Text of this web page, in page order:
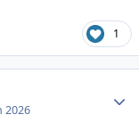
1
2026